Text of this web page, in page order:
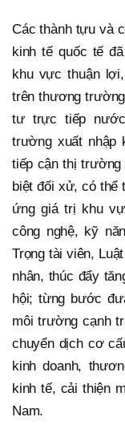
Các thành tựu và
kinh tế quốc tế
khu vực thuận
trên thương
tư trực tiếp
trường xuất nhập
tiếp cận thị trường
biệt đối xử, có thể
ứng giá trị khu
công nghệ, kỹ
Trọng tài viên,
nhân, thúc đẩy
hội; từng bước
môi trường cạnh
chuyển dịch cơ
kinh doanh,
kinh tế, cải thiện
Nam.